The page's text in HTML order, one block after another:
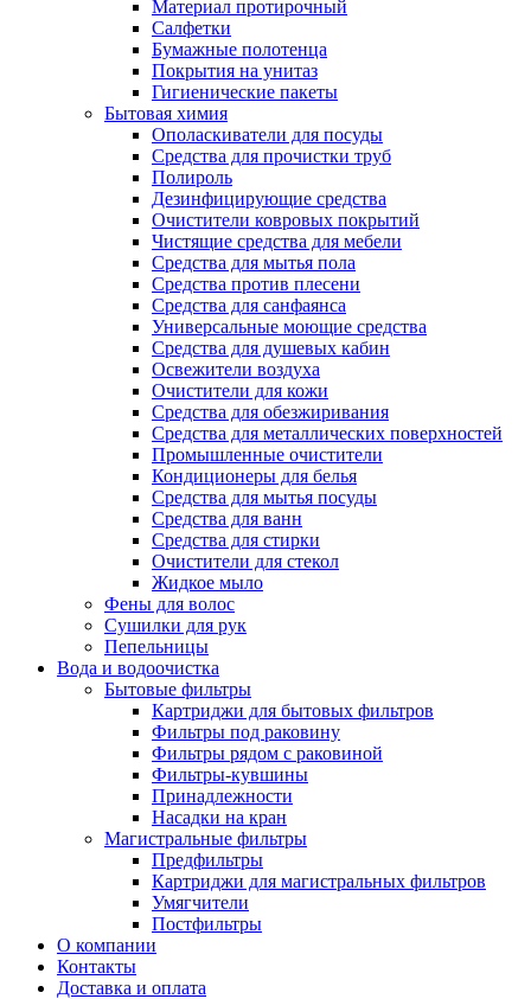
Материал протирочный
Салфетки
Бумажные полотенца
Покрытия на унитаз
Гигиенические пакеты
Бытовая химия
Ополаскиватели для посуды
Средства для прочистки труб
Полироль
Дезинфицирующие средства
Очистители ковровых покрытий
Чистящие средства для мебели
Средства для мытья пола
Средства против плесени
Средства для санфаянса
Универсальные моющие средства
Средства для душевых кабин
Освежители воздуха
Очистители для кожи
Средства для обезжиривания
Средства для металлических поверхностей
Промышленные очистители
Кондиционеры для белья
Средства для мытья посуды
Средства для ванн
Средства для стирки
Очистители для стекол
Жидкое мыло
Фены для волос
Сушилки для рук
Пепельницы
Вода и водоочистка
Бытовые фильтры
Картриджи для бытовых фильтров
Фильтры под раковину
Фильтры рядом с раковиной
Фильтры-кувшины
Принадлежности
Насадки на кран
Магистральные фильтры
Предфильтры
Картриджи для магистральных фильтров
Умягчители
Постфильтры
О компании
Контакты
Доставка и оплата